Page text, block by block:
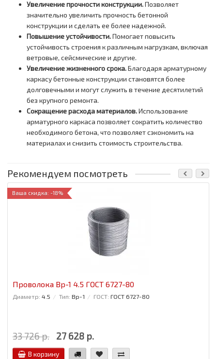
Увеличение прочности конструкции.Позволяет
значительно увеличить прочность бетонной
конструкции и сделать ее более надежной.
Повышение устойчивости.Помогает повысить
устойчивость строения к различным нагрузкам, включая
ветровые, сейсмические и другие.
Увеличение жизненного срока.Благодаря арматурному
каркасу бетонные конструкции становятся более
долговечными и могут служить в течение десятилетий
без крупного ремонта.
Сокращение расхода материалов.Использование
арматурного каркаса позволяет сократить количество
необходимого бетона, что позволяет сэкономить на
материалах и снизить стоимость строительства.
Рекомендуем посмотреть
Ваша скидка: -18%
Проволока Вр-1 4.5 ГОСТ 6727-80
Диаметр: 4.5 Тип: Вр-1 ГОСТ: ГОСТ 6727-80
33 726 р. 27 628 р.
В корзину